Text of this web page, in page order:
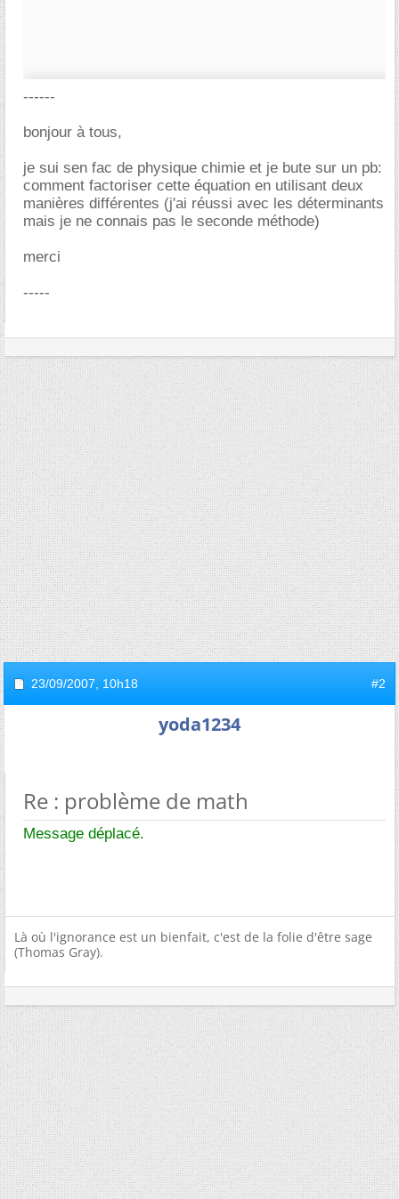
------
bonjour à tous,
je sui sen fac de physique chimie et je bute sur un pb:
comment factoriser cette équation en utilisant deux
manières différentes (j'ai réussi avec les déterminants
mais je ne connais pas le seconde méthode)
merci
-----
23/09/2007, 10h18 #2
yoda1234
Re : problème de math
Message déplacé.
Là où l'ignorance est un bienfait, c'est de la folie d'être sage
(Thomas Gray).